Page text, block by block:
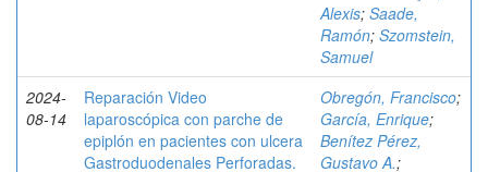
Alexis; Saade,
Ramón; Szomstein,
Samuel
2024-
08-14
Reparación Video
laparoscópica con parche de
epiplón en pacientes con ulcera
Gastroduodenales Perforadas.
Obregón, Francisco;
García, Enrique;
Benítez Pérez,
Gustavo A.;